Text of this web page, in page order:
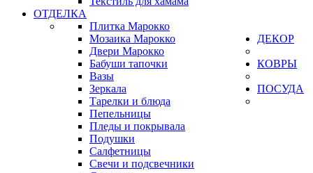
ОТДЕЛКА
Плитка Марокко
Мозаика Марокко
Двери Марокко
ДЕКОР
Бабуши тапочки
Вазы
Зеркала
Тарелки и блюда
Пепельницы
Пледы и покрывала
Подушки
Салфетницы
Свечи и подсвечники
КОВРЫ
ПОСУДА